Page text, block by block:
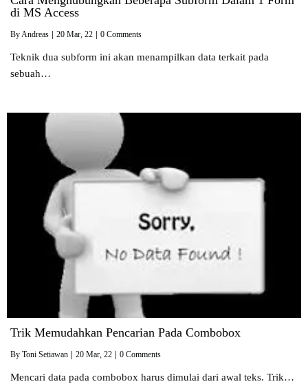
di MS Access
By Andreas | 20 Mar, 22 | 0 Comments
Teknik dua subform ini akan menampilkan data terkait pada
sebuah…
Trik Memudahkan Pencarian Pada Combobox
By Toni Setiawan 20 Mar, 22 0 Comments
Mencari data pada combobox harus dimulai dari awal teks. Trik…